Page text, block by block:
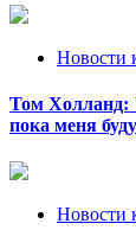
Новости
Том Холланд:
пока меня
Новости